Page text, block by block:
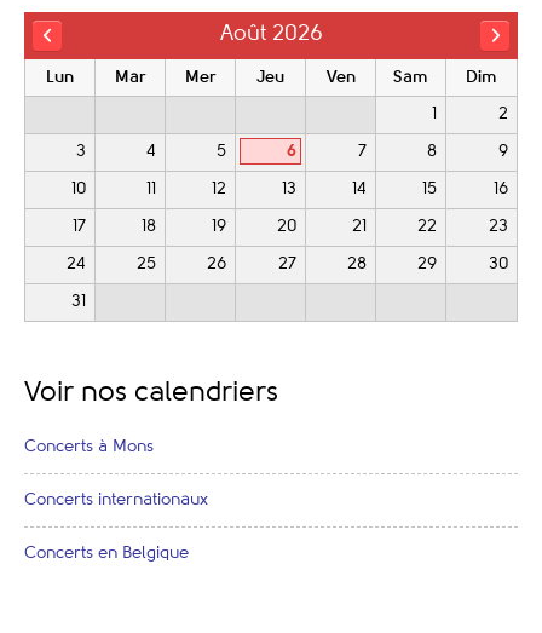
Août 2026
Lun Mar Mer Jeu Ven Sam Dim
2
3 4 5 6 7 8 9
10 12 13 14 15 16
17 18 19 20 21 22 23
24 25 26 27 28 29 30
31
Voir nos calendriers
Concerts à Mons
Concerts internationaux
Concerts en Belgique